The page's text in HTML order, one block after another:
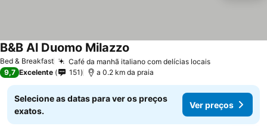
Bed & Breakfast Café da manhã italiano com delícias locais
B&B Al Duomo Milazzo
9,7 Excelente 151 a 0.2 km da praia
Selecione as datas para ver os preços
exatos.
Ver preços